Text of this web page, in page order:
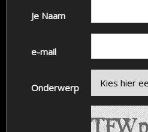
Je Naam
e-mail
Onderwerp